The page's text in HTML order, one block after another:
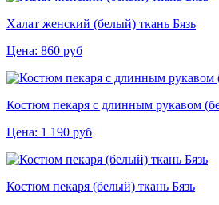
Халат женский (белый) ткань Бязь
Цена: 860 руб
Костюм пекаря с длинным рукавом
Цена: 1 190 руб
Костюм пекаря (белый) ткань Бязь